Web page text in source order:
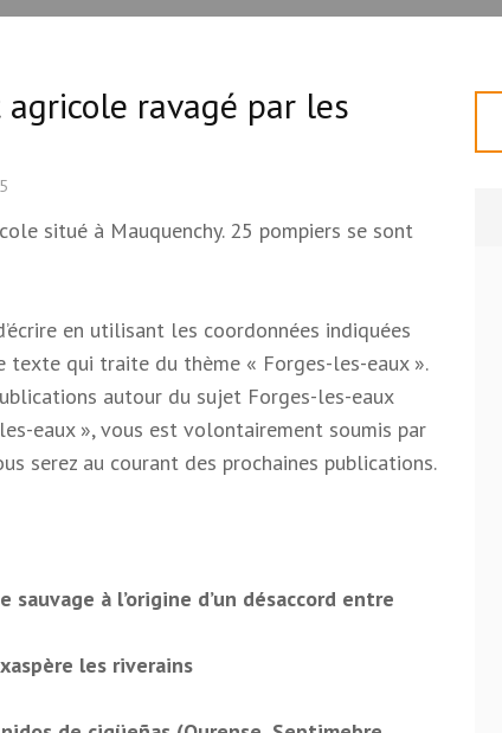
ravagé par les
situé à Mauquenchy. 25 pompiers se sont
en utilisant les coordonnées indiquées
texte qui traite du thème « Forges-les-eaux ».
autour du sujet Forges-les-eaux
eaux », vous est volontairement soumis par
serez au courant des prochaines publications.
à l’origine d’un désaccord entre
les riverains